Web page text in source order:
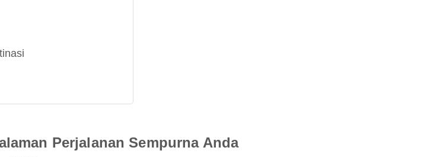
Perjalanan Sempurna Anda